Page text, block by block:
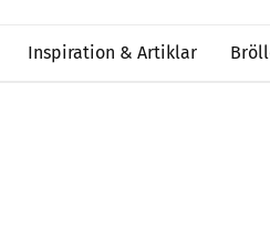
Inspiration & Artiklar